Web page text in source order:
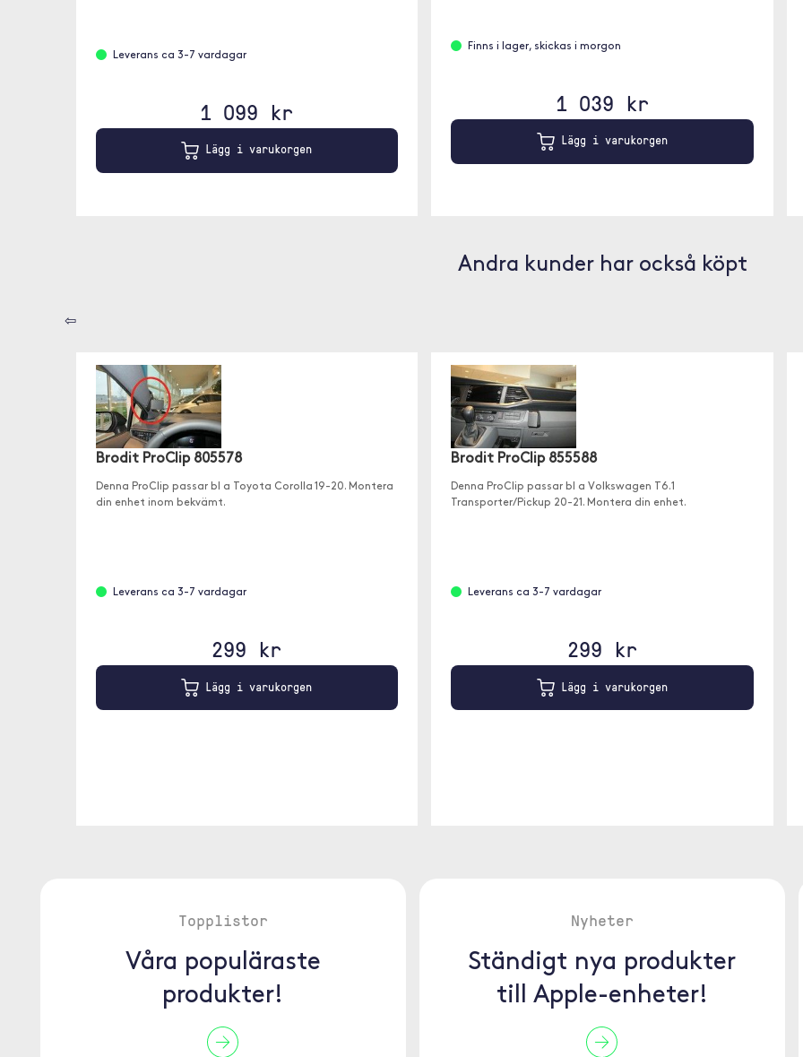
Leverans ca 3-7 vardagar
1 099 kr
Lägg i varukorgen
Finns i lager, skickas i morgon
1 039 kr
Lägg i varukorgen
Andra kunder har också köpt
⇦
Brodit ProClip 805578
Denna ProClip passar bl a Toyota Corolla 19-20. Montera
din enhet inom bekvämt.
Leverans ca 3-7 vardagar
299 kr
Lägg i varukorgen
Brodit ProClip 855588
Denna ProClip passar bl a Volkswagen T6.1
Transporter/Pickup 20-21. Montera din enhet.
Leverans ca 3-7 vardagar
299 kr
Lägg i varukorgen
Topplistor
Våra populäraste
produkter!
Nyheter
Ständigt nya produkter
till Apple-enheter!